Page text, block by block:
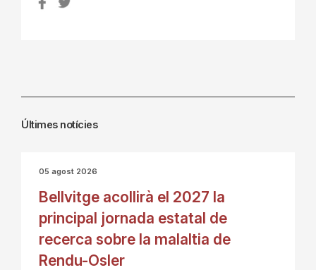
Últimes notícies
05 agost 2026
Bellvitge acollirà el 2027 la
principal jornada estatal de
recerca sobre la malaltia de
Rendu-Osler